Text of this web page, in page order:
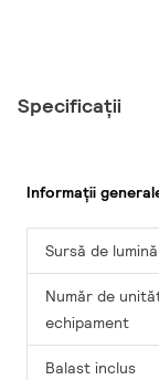
Specificații
Informații
Sursă de
Număr de
echipament
Balast inclus